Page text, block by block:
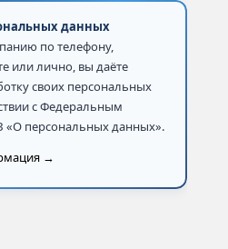
данных
по телефону,
или лично, вы даёте
своих персональных
с Федеральным
«О персональных данных».
→